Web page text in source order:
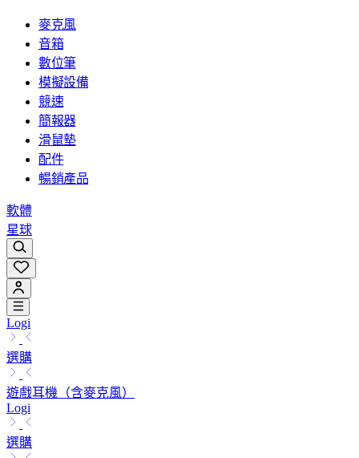
麥克風
音箱
數位筆
模擬設備
競速
簡報器
滑鼠墊
配件
暢銷產品
軟體
星球
Logi
選購
遊戲耳機（含麥克風）
Logi
選購